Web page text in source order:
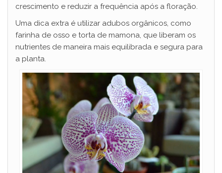
crescimento e reduzir a frequência após a floração.
Uma dica extra é utilizar adubos orgânicos, como
farinha de osso e torta de mamona, que liberam os
nutrientes de maneira mais equilibrada e segura para
a planta.